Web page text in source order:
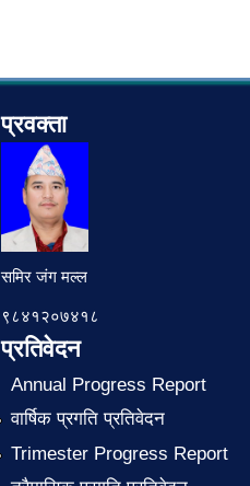
प्रवक्ता
समिर जंग मल्ल
९८४१२०७४१८
प्रतिवेदन
Annual Progress Report
वार्षिक प्रगति प्रतिवेदन
Trimester Progress Report